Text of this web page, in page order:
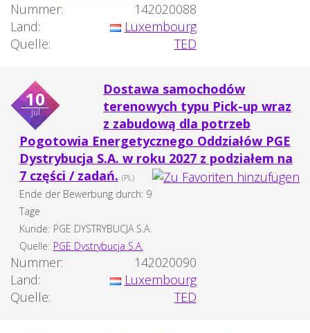
Nummer:
142020088
Land:
Luxembourg
Quelle:
TED
10
jul
Dostawa samochodów
terenowych typu Pick-up wraz
z zabudową dla potrzeb
Pogotowia Energetycznego Oddziałów PGE
Dystrybucja S.A. w roku 2027 z podziałem na
7 części / zadań. (PL)
Ende der Bewerbung durch: 9
Tage
Kunde: PGE DYSTRYBUCJA S.A.
Quelle: PGE Dystrybucja S.A.
Nummer:
142020090
Land:
Luxembourg
Quelle:
TED